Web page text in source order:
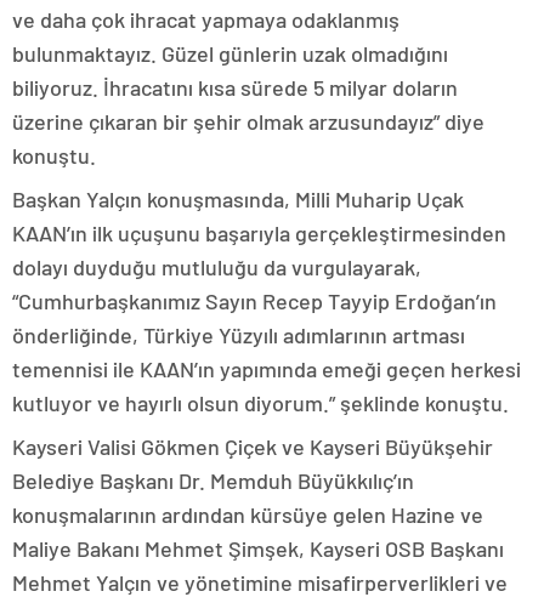
ve daha çok ihracat yapmaya odaklanmış
bulunmaktayız. Güzel günlerin uzak olmadığını
biliyoruz. İhracatını kısa sürede 5 milyar doların
üzerine çıkaran bir şehir olmak arzusundayız” diye
konuştu.
Başkan Yalçın konuşmasında, Milli Muharip Uçak
KAAN’ın ilk uçuşunu başarıyla gerçekleştirmesinden
dolayı duyduğu mutluluğu da vurgulayarak,
“Cumhurbaşkanımız Sayın Recep Tayyip Erdoğan’ın
önderliğinde, Türkiye Yüzyılı adımlarının artması
temennisi ile KAAN’ın yapımında emeği geçen herkesi
kutluyor ve hayırlı olsun diyorum.” şeklinde konuştu.
Kayseri Valisi Gökmen Çiçek ve Kayseri Büyükşehir
Belediye Başkanı Dr. Memduh Büyükkılıç’ın
konuşmalarının ardından kürsüye gelen Hazine ve
Maliye Bakanı Mehmet Şimşek, Kayseri OSB Başkanı
Mehmet Yalçın ve yönetimine misafirperverlikleri ve